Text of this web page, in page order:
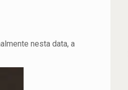
nesta data, a